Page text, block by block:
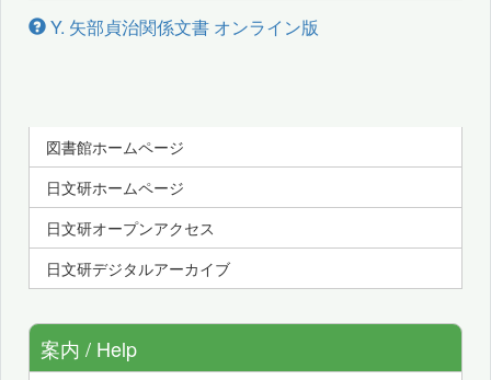
Y. 矢部貞治関係文書 オンライン版
図書館ホームページ
日文研ホームページ
日文研オープンアクセス
日文研デジタルアーカイブ
案内 / Help